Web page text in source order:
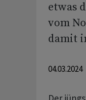
etwas
vom
damit